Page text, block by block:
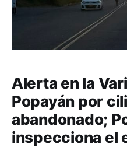
Alerta en la
Popayán por
abandonado;
inspecciona el